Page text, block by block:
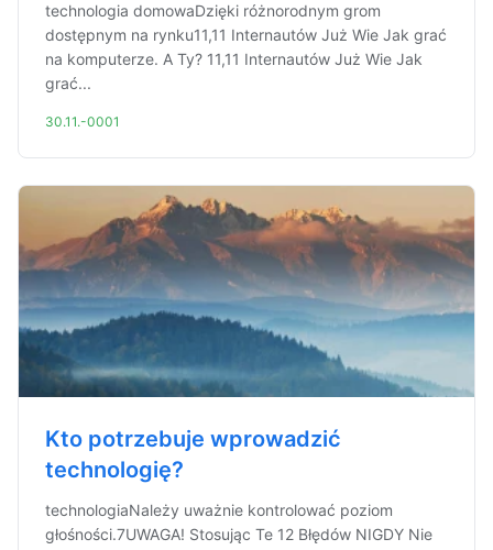
technologia domowaDzięki różnorodnym grom
dostępnym na rynku11,11 Internautów Już Wie Jak grać
na komputerze. A Ty? 11,11 Internautów Już Wie Jak
grać...
30.11.-0001
Kto potrzebuje wprowadzić
technologię?
technologiaNależy uważnie kontrolować poziom
głośności.7UWAGA! Stosując Te 12 Błędów NIGDY Nie